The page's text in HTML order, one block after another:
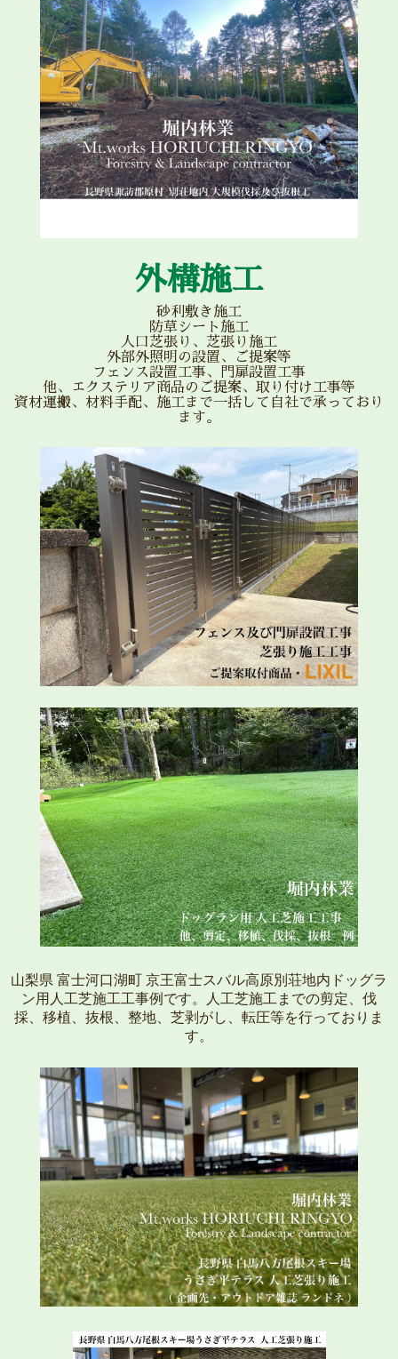
外構施工
砂利敷き施工
防草シート施工
人口芝張り、芝張り施工
外部外照明の設置、ご提案等
フェンス設置工事、門扉設置工事
他、エクステリア商品のご提案、取り付け工事等
資材運搬、材料手配、施工まで一括して自社で承っており
ます。
山梨県 富士河口湖町 京王富士スバル高原別荘地内ドッグラ
ン用人工芝施工工事例です。人工芝施工までの剪定、伐
採、移植、抜根、整地、芝剥がし、転圧等を行っておりま
す。